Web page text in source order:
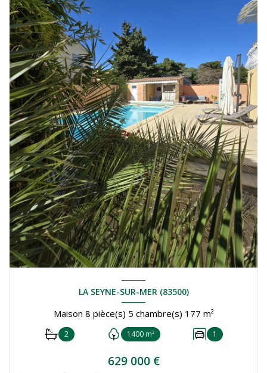
LA SEYNE-SUR-MER (83500)
Maison 8 pièce(s) 5 chambre(s) 177 m²
2 1400 m² 1
629 000 €